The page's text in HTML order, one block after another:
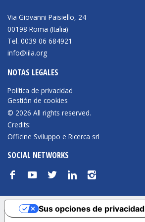
Via Giovanni Paisiello, 24
00198 Roma (Italia)
Tel. 0039 06 684921
info@iila.org
NOTAS LEGALES
Política de privacidad
Gestión de cookies
© 2026 All rights reserved.
Credits:
Officine Sviluppo e Ricerca srl
SOCIAL NETWORKS
f y t n i
Sus opciones de privacidad